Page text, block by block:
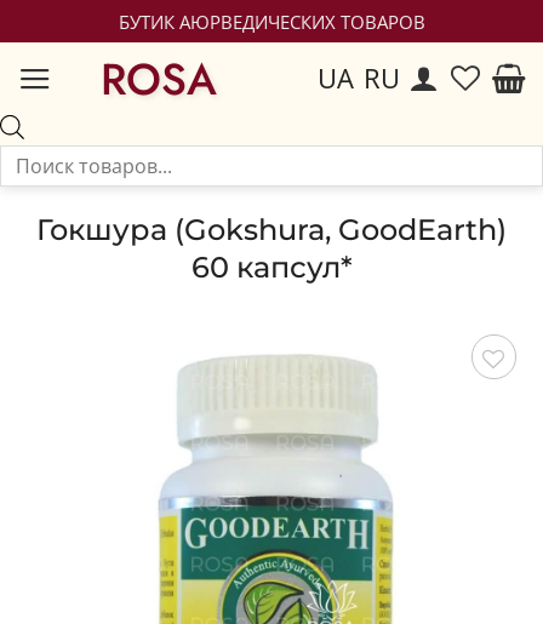
БУТИК АЮРВЕДИЧЕСКИХ ТОВАРОВ
ROSA UA RU
Гокшура (Gokshura, GoodEarth)
60 капсул*